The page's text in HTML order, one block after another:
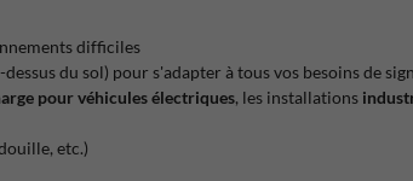
difficiles
du sol) pour s'adapter à tous vos besoins de
pour véhicules électriques, les installations
etc.)